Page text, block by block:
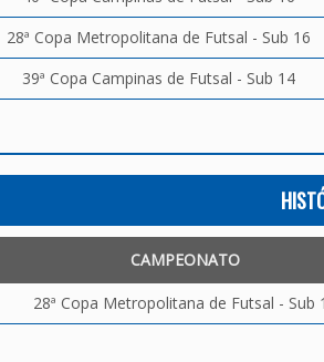
28ª Copa Metropolitana de Futsal - Sub 16
39ª Copa Campinas de Futsal - Sub 14
CAMPEONATO
28ª Copa Metropolitana de Futsal - Sub